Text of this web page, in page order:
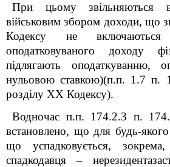
При цьому звільняються
військовим збором доходи, що
Кодексу не
оподатковуваного доходу
підлягають оподаткуванню,
нульовою ставкою)(п.п. 1.7 п.
розділу XX Кодексу).
Водночас п.п. 174.2.3 п.
встановлено, що для будь-
що успадковується,
спадкодавця –